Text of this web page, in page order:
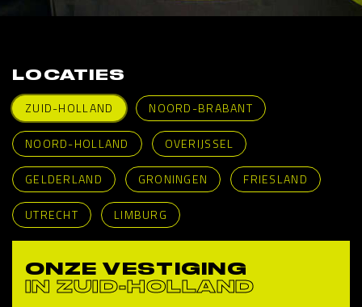
LOCATIES
ZUID-HOLLAND
NOORD-BRABANT
NOORD-HOLLAND OVERIJSSEL
GELDERLAND GRONINGEN FRIESLAND
UTRECHT LIMBURG
ONZE VESTIGING
IN ZUID-HOLLAND